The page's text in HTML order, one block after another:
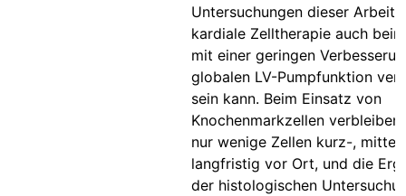
Untersuchungen dieser Arbeit,
kardiale Zelltherapie auch
mit einer geringen
globalen LV-Pumpfunktion
sein kann. Beim Einsatz von
Knochenmarkzellen verbleiben
nur wenige Zellen kurz-,
langfristig vor Ort, und die
der histologischen